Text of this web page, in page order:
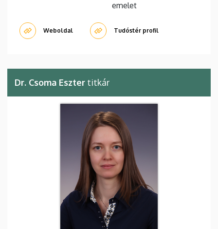
emelet
Weboldal Tudóstér profil
Dr. Csoma Eszter titkár